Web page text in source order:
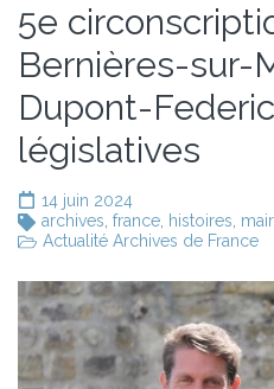
5e
Bernières-sur-
Dupont-
législatives
14 juin 2024
archives, france, histoires,
Actualité Archives de France